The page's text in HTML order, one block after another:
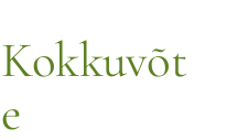
Kokkuvõt
e